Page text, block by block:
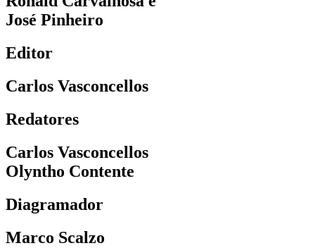
José Pinheiro
Editor
Carlos Vasconcellos
Redatores
Carlos Vasconcellos
Olyntho Contente
Diagramador
Marco Scalzo